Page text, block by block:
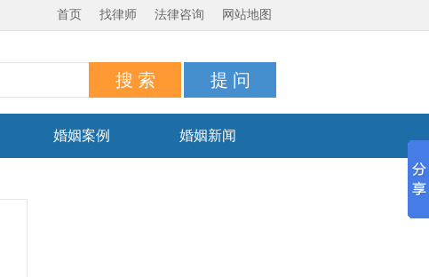
首页 找律师 法律咨询 网站地图
婚姻案例 婚姻新闻